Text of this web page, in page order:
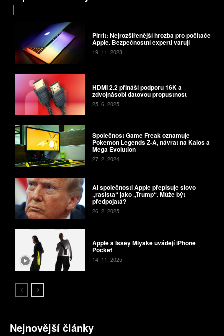
Pirrit: Nejrozšířenější hrozba pro počítače
Apple. Bezpečnostní experti varují
19. 11. 2023
HDMI 2.2 přináší podporu 16K a
zdvojnásobí datovou propustnost
25. 6. 2025
Společnost Game Freak oznamuje
Pokemon Legends Z-A, návrat na Kalos a
Mega Evolution
27. 2. 2024
AI společnosti Apple přepisuje slovo
„rasista“ jako „Trump“. Může být
předpojatá?
26. 2. 2025
Apple a Issey Miyake uvádějí iPhone
Pocket
14. 11. 2025
Nejnovější články